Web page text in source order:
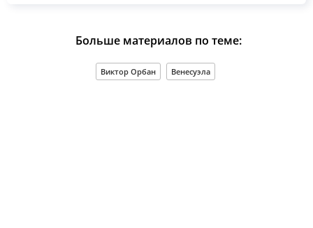
Больше материалов по теме:
Виктор Орбан Венесуэла